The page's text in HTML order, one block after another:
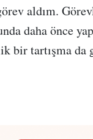
aldım.
daha önce
bir tartışma da